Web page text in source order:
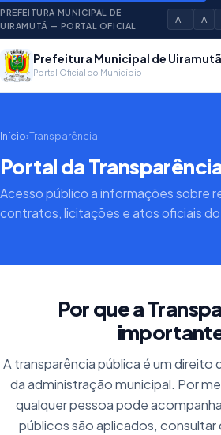
PREFEITURA MUNICIPAL DE
UIRAMUTÃ — PORTAL OFICIAL
A- A
Prefeitura Municipal de Uiramutã
Portal Oficial do Município
Início›Transparência
Portal da
Acesso público a informações sobre
contratos, licitações e atos oficiais do
Por que a
A transparência pública é um direito
da administração municipal. Por
qualquer pessoa pode
públicos são aplicados,